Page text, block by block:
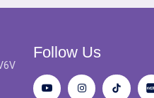
Follow Us